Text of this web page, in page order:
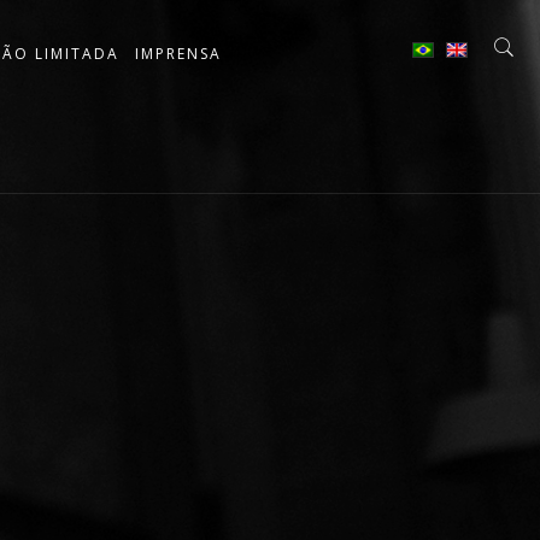
LIMITADA IMPRENSA